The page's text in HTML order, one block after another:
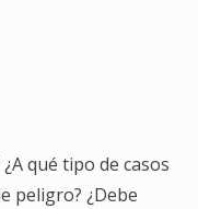
qué tipo de casos
peligro? ¿Debe